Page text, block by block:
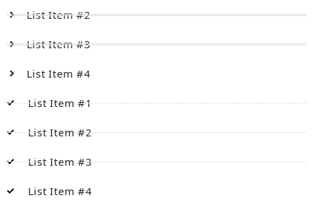
List Item #2
List Item #3
List Item #4
List Item #1
List Item #2
List Item #3
List Item #4